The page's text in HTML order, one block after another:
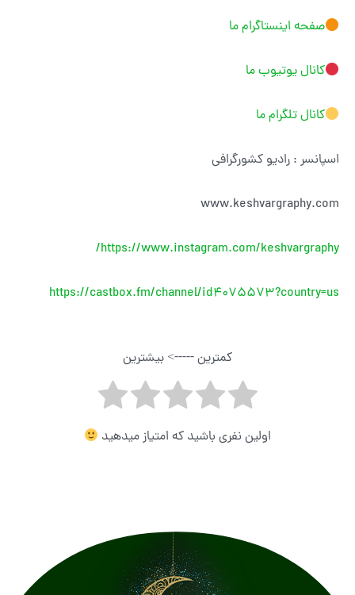
صفحه اینستاگرام ما
کانال یوتیوب ما
کانال تلگرام ما
اسپانسر : رادیو کشورگرافی
www.keshvargraphy.com
https://www.instagram.com/keshvargraphy/
https://castbox.fm/channel/id4075573?country=us
کمترین -----> بیشترین
اولین نفری باشید که امتیاز میدهید